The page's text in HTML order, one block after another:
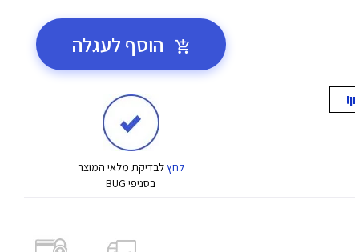
הוסף לעגלה
לחץלבדיקת מלאי המוצר
בסניפי BUG